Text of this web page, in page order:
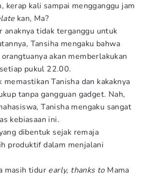
kerap kali sampai mengganggu jam
kan, Ma?
anaknya tidak terganggu untuk
Tansiha mengaku bahwa
akan memberlakukan
pukul 22.00.
Tanisha dan kakaknya
tanpa gangguan gadget. Nah,
Tanisha mengaku sangat
kebiasaan ini.
dibentuk sejak remaja
produktif dalam menjalani
masih tidur early, thanks toMama